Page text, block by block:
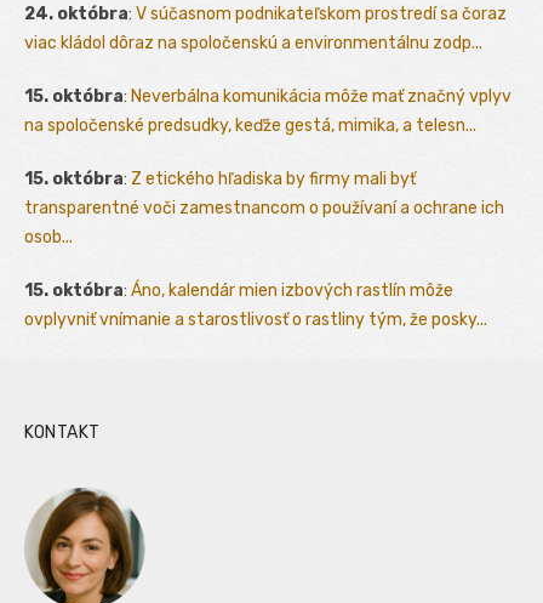
24. októbra: V súčasnom podnikateľskom prostredí sa čoraz
viac kládol dôraz na spoločenskú a environmentálnu zodp...
15. októbra: Neverbálna komunikácia môže mať značný vplyv
na spoločenské predsudky, keďže gestá, mimika, a telesn...
15. októbra: Z etického hľadiska by firmy mali byť
transparentné voči zamestnancom o používaní a ochrane ich
osob...
15. októbra: Áno, kalendár mien izbových rastlín môže
ovplyvniť vnímanie a starostlivosť o rastliny tým, že posky...
KONTAKT